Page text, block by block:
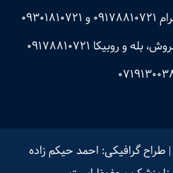
09178810721 و 09301810721
روبیکا 09178810721
| طراح گرافیکی: احمد حیکم زاده